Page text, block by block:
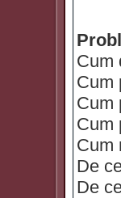
Cum
Cum
Cum
Cum
Cum
De
De